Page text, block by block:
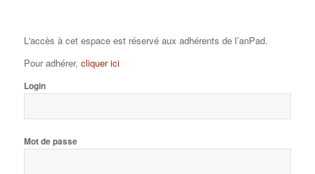
L'accès à cet espace est réservé aux adhérents de l’anPad.
Pour adhérer, cliquer ici
Login
Mot de passe